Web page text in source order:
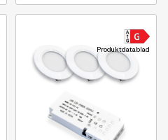
Produktdatablad